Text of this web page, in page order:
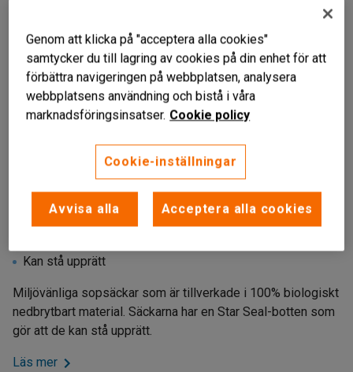
Biologiskt nedbrytbara
Kan stå upprätt
Miljövänliga sopsäckar som är tillverkade i 100% biologiskt
nedbrytbart material. Säckarna har en Star Seal-botten som
gör att de kan stå upprätt.
Läs mer
Genom att klicka på "acceptera alla cookies"
samtycker du till lagring av cookies på din enhet för att
förbättra navigeringen på webbplatsen, analysera
webbplatsens användning och bistå i våra
marknadsföringsinsatser. Cookie policy
Cookie-inställningar
Avvisa alla Acceptera alla cookies